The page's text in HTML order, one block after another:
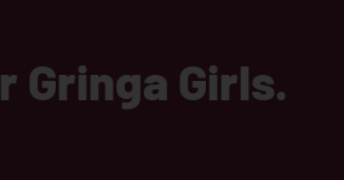
Gringa Girls.